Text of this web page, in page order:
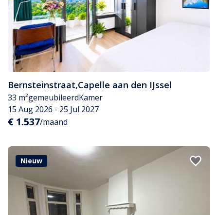
Bernsteinstraat,Capelle aan den IJssel
33 m²gemeubileerdKamer
15 Aug 2026 - 25 Jul 2027
€ 1.537/maand
Nieuw